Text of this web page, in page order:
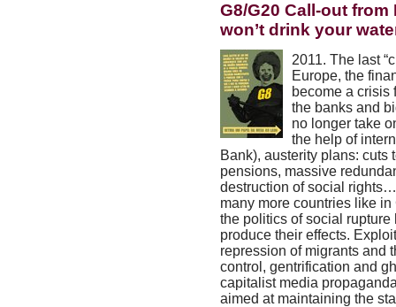
G8/G20 Call-out
won’t drink your
2011. The last
Europe, the
become a crisis
the banks and
no longer take
the help of
Bank), austerity plans:
pensions, massive
destruction of social
many more countries like
the politics of social
produce their effects.
repression of migrants and
control, gentrification and
capitalist media
aimed at maintaining the